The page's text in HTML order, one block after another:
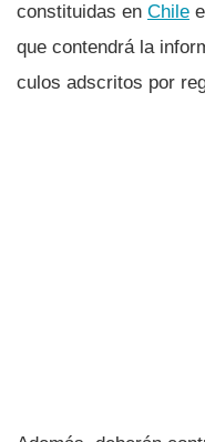
constituidas en Chile
que contendrá la
culos adscritos por